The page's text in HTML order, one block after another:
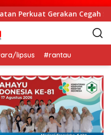
“Seribu Asa Bebas
lipsus #rantau